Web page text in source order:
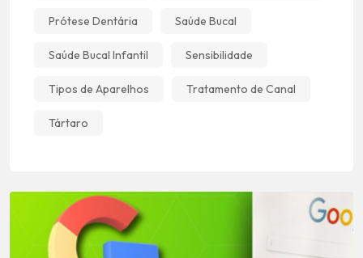
Prótese Dentária Saúde Bucal
Saúde Bucal Infantil Sensibilidade
Tipos de Aparelhos Tratamento de Canal
Tártaro